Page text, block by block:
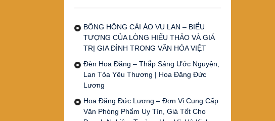
BÔNG HỒNG CÀI ÁO VU LAN – BIỂU
TƯỢNG CỦA LÒNG HIẾU THẢO VÀ GIÁ
TRỊ GIA ĐÌNH TRONG VĂN HÓA VIỆT
Đèn Hoa Đăng – Thắp Sáng Ước Nguyện,
Lan Tỏa Yêu Thương | Hoa Đăng Đức
Lương
Hoa Đăng Đức Lương – Đơn Vị Cung Cấp
Văn Phòng Phẩm Uy Tín, Giá Tốt Cho